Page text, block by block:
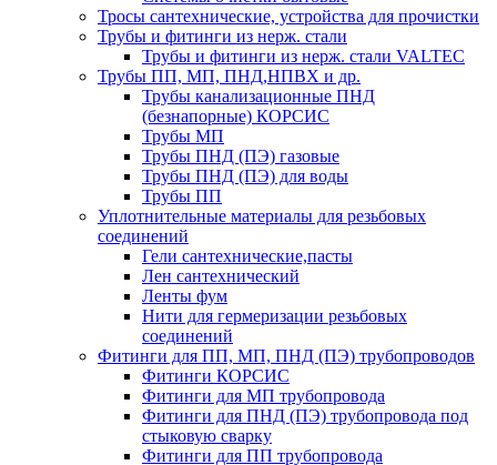
Тросы сантехнические, устройства для прочистки
Трубы и фитинги из нерж. стали
Трубы и фитинги из нерж. стали VALTEC
Трубы ПП, МП, ПНД,НПВХ и др.
Трубы канализационные ПНД
(безнапорные) КОРСИС
Трубы МП
Трубы ПНД (ПЭ) газовые
Трубы ПНД (ПЭ) для воды
Трубы ПП
Уплотнительные материалы для резьбовых
соединений
Гели сантехнические,пасты
Лен сантехнический
Ленты фум
Нити для гермеризации резьбовых
соединений
Фитинги для ПП, МП, ПНД (ПЭ) трубопроводов
Фитинги КОРСИС
Фитинги для МП трубопровода
Фитинги для ПНД (ПЭ) трубопровода под
стыковую сварку
Фитинги для ПП трубопровода